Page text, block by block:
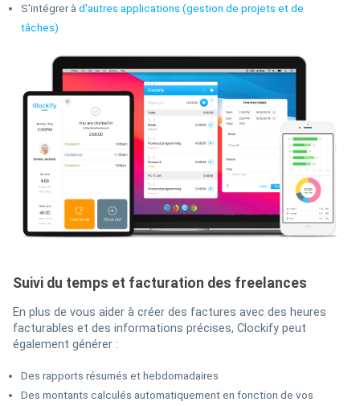
S'intégrer à d'autres applications (gestion de projets et de
tâches)
Suivi du temps et facturation des freelances
En plus de vous aider à créer des factures avec des heures
facturables et des informations précises, Clockify peut
également générer :
Des rapports résumés et hebdomadaires
Des montants calculés automatiquement en fonction de vos